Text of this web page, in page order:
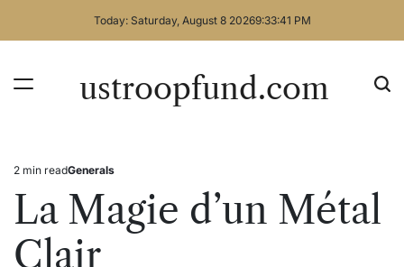
Today: Saturday, August 8 20269:33:42 PM
ustroopfund.com
Estimated
read
2 min readPosted
in
Generals
La Magie d’un Métal
Clair